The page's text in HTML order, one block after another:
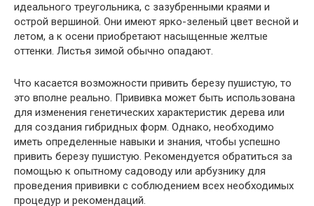
идеального треугольника, с зазубренными краями и
острой вершиной. Они имеют ярко-зеленый цвет весной и
летом, а к осени приобретают насыщенные желтые
оттенки. Листья зимой обычно опадают.
Что касается возможности привить березу пушистую, то
это вполне реально. Прививка может быть использована
для изменения генетических характеристик дерева или
для создания гибридных форм. Однако, необходимо
иметь определенные навыки и знания, чтобы успешно
привить березу пушистую. Рекомендуется обратиться за
помощью к опытному садоводу или арбузнику для
проведения прививки с соблюдением всех необходимых
процедур и рекомендаций.